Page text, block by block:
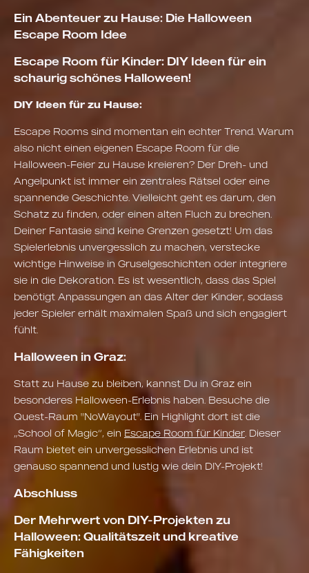
Ein Abenteuer zu Hause: Die Halloween
Escape Room Idee
Escape Room für Kinder: DIY Ideen für ein
schaurig schönes Halloween!
DIY Ideen für zu Hause:
Escape Rooms sind momentan ein echter Trend. Warum
also nicht einen eigenen Escape Room für die
Halloween-Feier zu Hause kreieren? Der Dreh- und
Angelpunkt ist immer ein zentrales Rätsel oder eine
spannende Geschichte. Vielleicht geht es darum, den
Schatz zu finden, oder einen alten Fluch zu brechen.
Deiner Fantasie sind keine Grenzen gesetzt! Um das
Spielerlebnis unvergesslich zu machen, verstecke
wichtige Hinweise in Gruselgeschichten oder integriere
sie in die Dekoration. Es ist wesentlich, dass das Spiel
benötigt Anpassungen an das Alter der Kinder, sodass
jeder Spieler erhält maximalen Spaß und sich engagiert
fühlt.
Halloween in Graz:
Statt zu Hause zu bleiben, kannst Du in Graz ein
besonderes Halloween-Erlebnis haben. Besuche die
Quest-Raum "NoWayout". Ein Highlight dort ist die
„School of Magic“, ein Escape Room für Kinder . Dieser
Raum bietet ein unvergesslichen Erlebnis und ist
genauso spannend und lustig wie dein DIY-Projekt!
Abschluss
Der Mehrwert von DIY-Projekten zu
Halloween: Qualitätszeit und kreative
Fähigkeiten